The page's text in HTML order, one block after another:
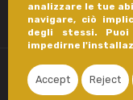
analizzare le tue
navigare, ciò
degli stessi.
impedirne
Accept Reject